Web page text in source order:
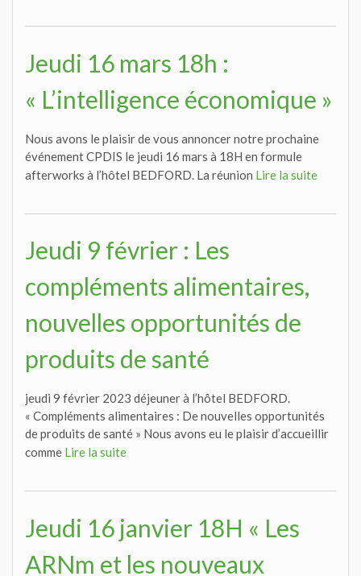
Jeudi 16 mars 18h :
« L’intelligence économique »
Nous avons le plaisir de vous annoncer notre prochaine
événement CPDIS le jeudi 16 mars à 18H en formule
afterworks à l’hôtel BEDFORD. La réunion Lire la suite
Jeudi 9 février : Les
compléments alimentaires,
nouvelles opportunités de
produits de santé
jeudi 9 février 2023 déjeuner à l’hôtel BEDFORD.
« Compléments alimentaires : De nouvelles opportunités
de produits de santé » Nous avons eu le plaisir d’accueillir
comme Lire la suite
Jeudi 16 janvier 18H « Les
ARNm et les nouveaux